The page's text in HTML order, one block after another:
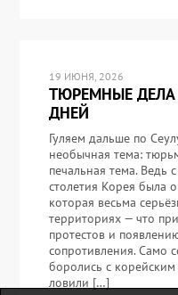
19 ИЮНЯ, 2026
ТЮРЕМНЫЕ
ДНЕЙ
Гуляем дальше по
необычная тема:
печальная тема. Ведь
столетия Корея была
которая весьма
территориях — что
протестов и
сопротивления. Само
боролись с
ловили […]